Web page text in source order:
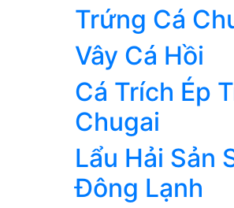
Trứng Cá
Vây Cá Hồi
Cá Trích Ép
Chugai
Lẩu Hải Sản
Đông Lạnh